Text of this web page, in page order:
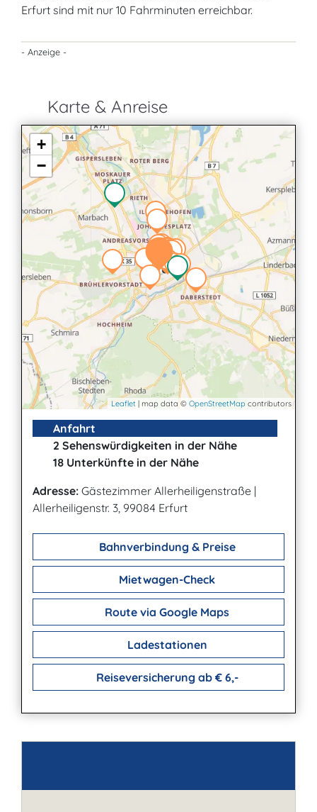
Erfurt sind mit nur 10 Fahrminuten erreichbar.
- Anzeige -
Karte & Anreise
+
−
Leaflet | map data © OpenStreetMap contributors
Anfahrt
2 Sehenswürdigkeiten in der Nähe
18 Unterkünfte in der Nähe
Adresse: Gästezimmer Allerheiligenstraße |
Allerheiligenstr. 3, 99084 Erfurt
Bahnverbindung & Preise
Mietwagen-Check
Route via Google Maps
Ladestationen
Reiseversicherung ab € 6,-